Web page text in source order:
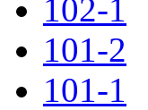
102-1
101-2
101-1